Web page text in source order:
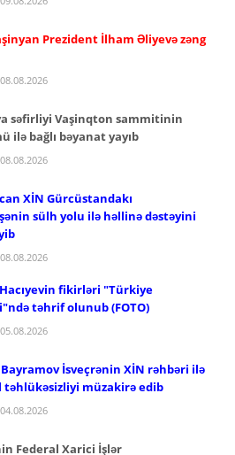
Prezident İlham Əliyevə zəng
səfirliyi Vaşinqton sammitinin
ilə bağlı bəyanat yayıb
XİN Gürcüstandakı
sülh yolu ilə həllinə dəstəyini
fikirləri "Türkiye
təhrif olunub (FOTO)
İsveçrənin XİN rəhbəri ilə
təhlükəsizliyi müzakirə edib
Federal Xarici İşlər